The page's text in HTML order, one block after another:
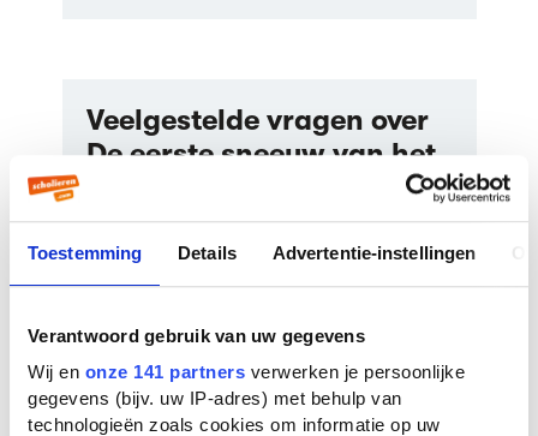
Toestemming Details Advertentie-instellingen
Verantwoord gebruik van uw gegevens
Wij en onze 141 partners verwerken je persoonlijke
gegevens (bijv. uw IP-adres) met behulp van
technologieën zoals cookies om informatie op uw
Veelgestelde vragen over
De eerste sneeuw van het
Wie schreef De eerste sneeuw van het
geschreven door
van deze auteur bekend bij ons. De
bekendste boeken van deze auteur zijnDe
komst van Joachim Stiller(1960),Terugkeer
naar Atlantis(1953) enDe duivel en de